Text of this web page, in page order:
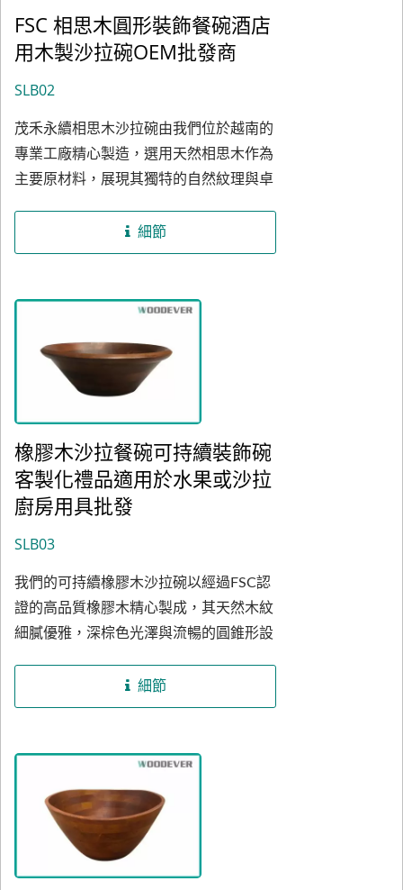
變形與抗裂特性，木質結構均勻，硬度適
中，便於雕刻、切割與表面處理，特別適
的環保無毒水膠，全面符合國際安全標
準。這款多功能木製沙拉碗是餐廳、酒店
及度假村餐桌的理想選擇，也適合在百貨
慶禮品套裝或企業贈禮、促銷活動使用。
FSC 相思木圓形裝飾餐碗酒店
用木製沙拉碗OEM批發商
SLB02
茂禾永續相思木沙拉碗由我們位於越南的
專業工廠精心製造，選用天然相思木作為
主要原材料，展現其獨特的自然紋理與卓
接技術，深淺木色交錯相映，呈現高雅而
細膩的視覺效果。碗口經過手工精細打
計，不僅外型美觀，更兼具實用性，是廚
藉當地豐富的木材資源與熟練工藝，為
B2B客戶提供高品質的產品，並以具有競
使用符合SGS標準的無毒水性膠，確保每
件木製沙拉碗符合最高的環保與安全標
準。同時，所有沙拉碗均經過嚴格質量檢
化管理，並為客戶提供全面的客製化選
項，包括碗的尺寸、木材種類、外觀設
計、拼接樣式及表面處理。您還可選擇品
滿足品牌推廣與市場定位的需求。茂禾致
力於為餐廳供應商、家庭用品批發商、零
的永續木製廚房用具沙拉碗盤，成為您業
細節
橡膠木沙拉餐碗可持續裝飾碗
客製化禮品適用於水果或沙拉
廚房用具批發
SLB03
我們的可持續橡膠木沙拉碗以經過FSC認
證的高品質橡膠木精心製成，其天然木紋
細膩優雅，深棕色光澤與流暢的圓錐形設
高的實用性，無論是用於盛裝沙拉、水
果，還是作為餐桌裝飾，均能提升空間品
形等特點，並來自可持續回收資源，環保
選項，為客戶呈現更多樣化的沙拉碗設計
風格。我們位於越南的廚房用具製造工廠
通過BSCI認證，依托穩定的供應鏈及越南
細節